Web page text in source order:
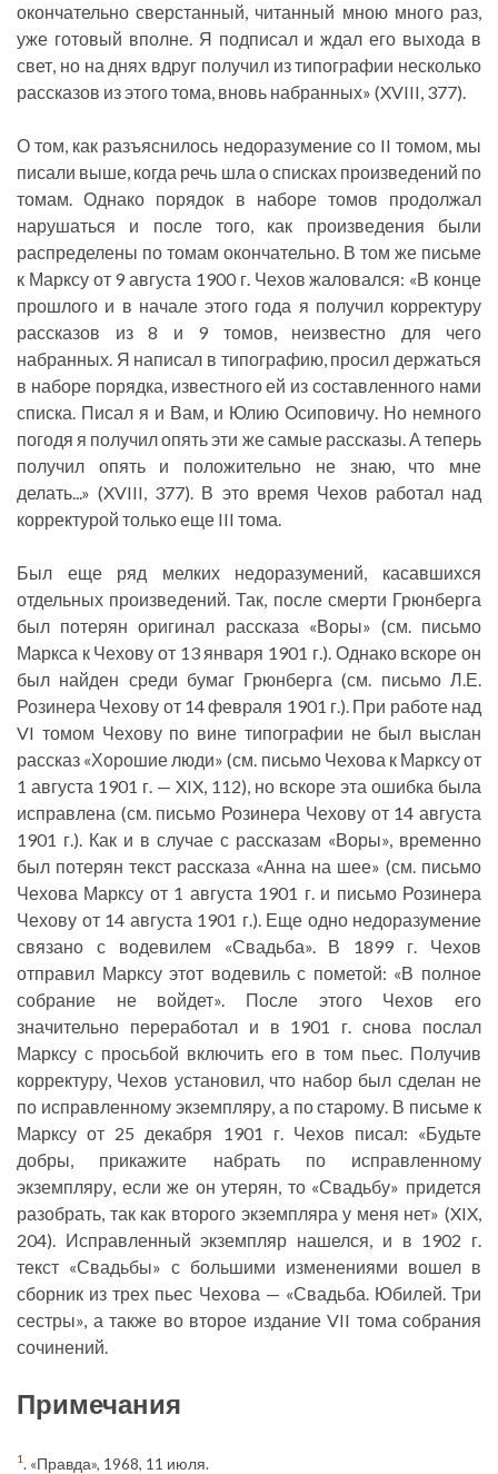
окончательно сверстанный, читанный мною много раз,
уже готовый вполне. Я подписал и ждал его выхода в
свет, но на днях вдруг получил из типографии несколько
рассказов из этого тома, вновь набранных» (XVIII, 377).
О том, как разъяснилось недоразумение со II томом, мы
писали выше, когда речь шла о списках произведений по
томам. Однако порядок в наборе томов продолжал
нарушаться и после того, как произведения были
распределены по томам окончательно. В том же письме
к Марксу от 9 августа 1900 г. Чехов жаловался: «В конце
прошлого и в начале этого года я получил корректуру
рассказов из 8 и 9 томов, неизвестно для чего
набранных. Я написал в типографию, просил держаться
в наборе порядка, известного ей из составленного нами
списка. Писал я и Вам, и Юлию Осиповичу. Но немного
погодя я получил опять эти же самые рассказы. А теперь
получил опять и положительно не знаю, что мне
делать...» (XVIII, 377). В это время Чехов работал над
корректурой только еще III тома.
Был еще ряд мелких недоразумений, касавшихся
отдельных произведений. Так, после смерти Грюнберга
был потерян оригинал рассказа «Воры» (см. письмо
Маркса к Чехову от 13 января 1901 г.). Однако вскоре он
был найден среди бумаг Грюнберга (см. письмо Л.Е.
Розинера Чехову от 14 февраля 1901 г.). При работе над
VI томом Чехову по вине типографии не был выслан
рассказ «Хорошие люди» (см. письмо Чехова к Марксу от
1 августа 1901 г. — XIX, 112), но вскоре эта ошибка была
исправлена (см. письмо Розинера Чехову от 14 августа
1901 г.). Как и в случае с рассказам «Воры», временно
был потерян текст рассказа «Анна на шее» (см. письмо
Чехова Марксу от 1 августа 1901 г. и письмо Розинера
Чехову от 14 августа 1901 г.). Еще одно недоразумение
связано с водевилем «Свадьба». В 1899 г. Чехов
отправил Марксу этот водевиль с пометой: «В полное
собрание не войдет». После этого Чехов его
значительно переработал и в 1901 г. снова послал
Марксу с просьбой включить его в том пьес. Получив
корректуру, Чехов установил, что набор был сделан не
по исправленному экземпляру, а по старому. В письме к
Марксу от 25 декабря 1901 г. Чехов писал: «Будьте
добры, прикажите набрать по исправленному
экземпляру, если же он утерян, то «Свадьбу» придется
разобрать, так как второго экземпляра у меня нет» (XIX,
204). Исправленный экземпляр нашелся, и в 1902 г.
текст «Свадьбы» с большими изменениями вошел в
сборник из трех пьес Чехова — «Свадьба. Юбилей. Три
сестры», а также во второе издание VII тома собрания
сочинений.
Примечания
1. «Правда», 1968, 11 июля.